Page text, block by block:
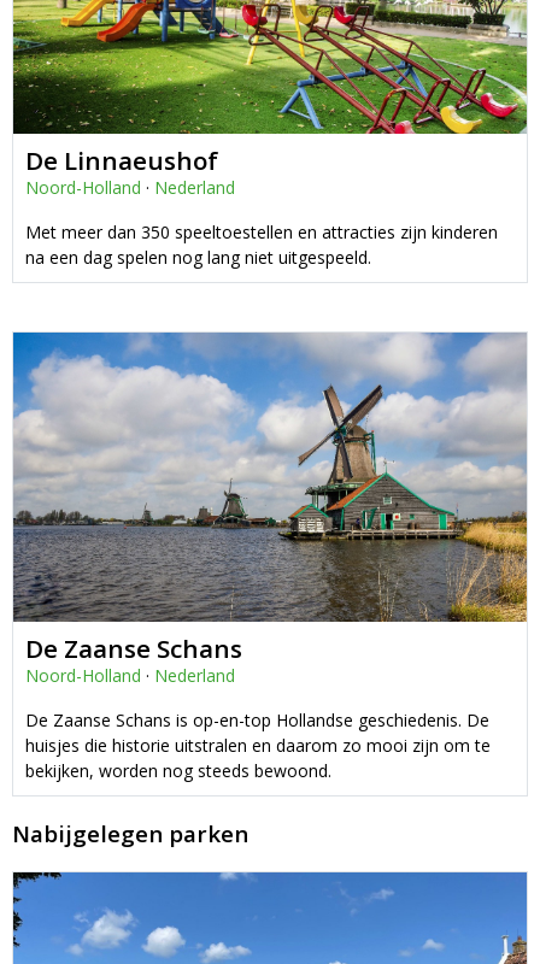
De Linnaeushof
Noord-Holland · Nederland
Met meer dan 350 speeltoestellen en attracties zijn kinderen
na een dag spelen nog lang niet uitgespeeld.
De Zaanse Schans
Noord-Holland · Nederland
De Zaanse Schans is op-en-top Hollandse geschiedenis. De
huisjes die historie uitstralen en daarom zo mooi zijn om te
bekijken, worden nog steeds bewoond.
Nabijgelegen parken